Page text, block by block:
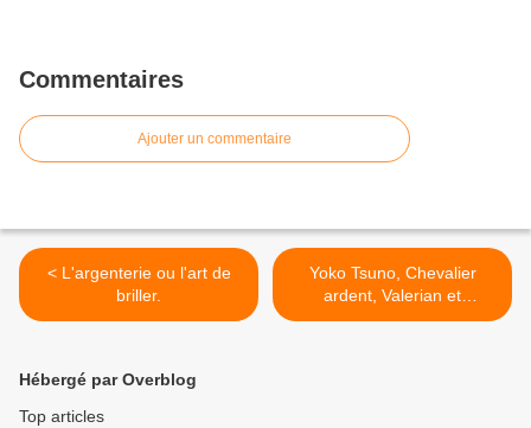
Commentaires
Ajouter un commentaire
< L'argenterie ou l'art de
briller.
Yoko Tsuno, Chevalier
ardent, Valerian et
Laureline, Gaston Lagaffe
Hébergé par Overblog
Top articles